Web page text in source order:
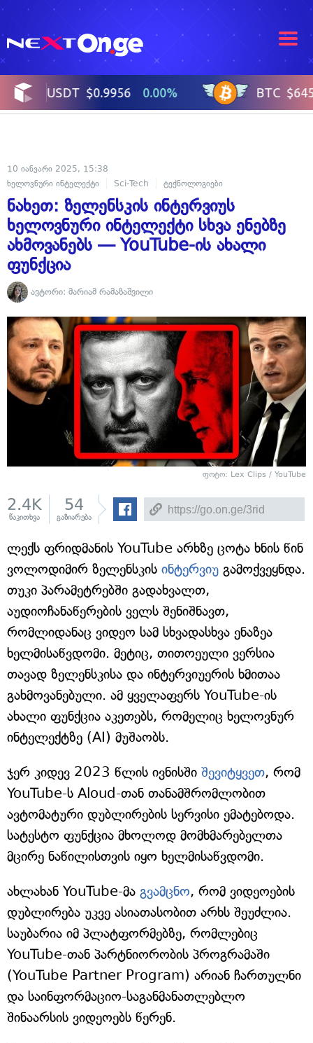
10 იანვარი 2025, 15:38
ხელოვნური ინტელექტი
Sci-Tech ტექნოლოგიები
ნახეთ: ზელენსკის ინტერვიუს
ხელოვნური ინტელექტი სხვა ენებზე
ახმოვანებს — YouTube-ის ახალი
ფუნქცია
ავტორი: მარიამ რამაზაშვილი
ფოტო: Lex Clips / YouTube
2.4K
წაკითხვა
54
გაზიარება
ლექს ფრიდმანის YouTube არხზე ცოტა ხნის წინ
ვოლოდიმირ ზელენსკის ინტერვიუ გამოქვეყნდა.
თუკი პარამეტრებში გადახვალთ,
აუდიოჩანაწერების ველს შენიშნავთ,
რომლიდანაც ვიდეო სამ სხვადასხვა ენაზეა
ხელმისაწვდომი. მეტიც, თითოეული ვერსია
თავად ზელენსკისა და ინტერვიუერის ხმითაა
გახმოვანებული. ამ ყველაფერს YouTube-ის
ახალი ფუნქცია აკეთებს, რომელიც ხელოვნურ
ინტელექტზე (AI) მუშაობს.
ჯერ კიდევ 2023 წლის ივნისში შევიტყვეთ, რომ
YouTube-ს Aloud-თან თანამშრომლობით
ავტომატური დუბლირების სერვისი ემატებოდა.
სატესტო ფუნქცია მხოლოდ მომხმარებელთა
მცირე ნაწილისთვის იყო ხელმისაწვდომი.
ახლახან YouTube-მა გვამცნო, რომ ვიდეოების
დუბლირება უკვე ასიათასობით არხს შეუძლია.
საუბარია იმ პლატფორმებზე, რომლებიც
YouTube-თან პარტნიორობის პროგრამაში
(YouTube Partner Program) არიან ჩართულნი
და საინფორმაციო-საგანმანათლებლო
შინაარსის ვიდეოებს წერენ.